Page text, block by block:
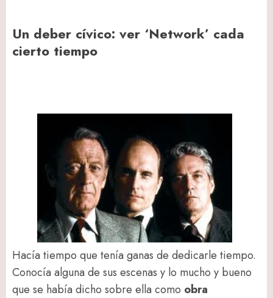
Un deber cívico: ver ‘Network’ cada
cierto tiempo
Hacía tiempo que tenía ganas de dedicarle tiempo.
Conocía alguna de sus escenas y lo mucho y bueno
que se había dicho sobre ella como obra